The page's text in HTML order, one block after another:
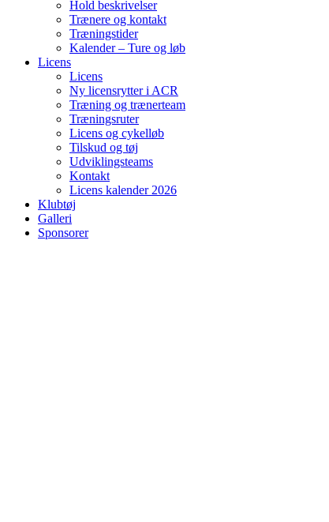
Hold beskrivelser
Trænere og kontakt
Træningstider
Kalender – Ture og løb
Licens
Licens
Ny licensrytter i ACR
Træning og trænerteam
Træningsruter
Licens og cykelløb
Tilskud og tøj
Udviklingsteams
Kontakt
Licens kalender 2026
Klubtøj
Galleri
Sponsorer